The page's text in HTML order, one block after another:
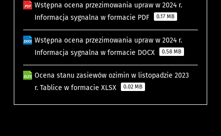
Wstępna ocena przezimowania upraw w 2024 r.
Informacja sygnalna w formacie PDF
0.17 MB
Wstępna ocena przezimowania upraw w 2024 r.
Informacja sygnalna w formacie DOCX
0.58 MB
Ocena stanu zasiewów ozimin w listopadzie 2023
r. Tablice w formacie XLSX
0.02 MB